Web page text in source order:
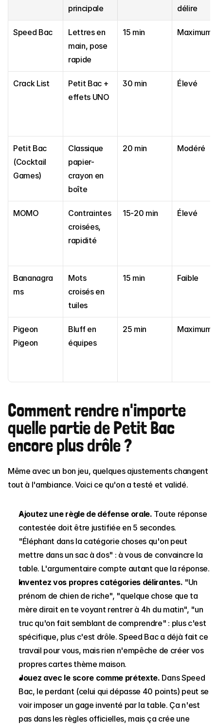
principale
délire
Speed Bac
Lettres en
main, pose
rapide
15 min Maximum
Crack List
Petit Bac +
effets UNO
30 min Élevé
Petit Bac
(Cocktail
Games)
Classique
papier-
crayon en
boîte
20 min Modéré
MOMO
Contraintes
croisées,
rapidité
15-20 min Élevé
Bananagra
ms
Mots
croisés en
tuiles
15 min Faible
Pigeon
Pigeon
Bluff en
équipes
25 min Maximum
Comment rendre n'importe
quelle partie de Petit Bac
encore plus drôle ?
Même avec un bon jeu, quelques ajustements changent
tout à l'ambiance. Voici ce qu'on a testé et validé.
Ajoutez une règle de défense orale. Toute réponse
contestée doit être justifiée en 5 secondes.
"Éléphant dans la catégorie choses qu'on peut
mettre dans un sac à dos" : à vous de convaincre la
table. L'argumentaire compte autant que la réponse.
Inventez vos propres catégories délirantes. "Un
prénom de chien de riche", "quelque chose que ta
mère dirait en te voyant rentrer à 4h du matin", "un
truc qu'on fait semblant de comprendre" : plus c'est
spécifique, plus c'est drôle. Speed Bac a déjà fait ce
travail pour vous, mais rien n'empêche de créer vos
propres cartes thème maison.
Jouez avec le score comme prétexte. Dans Speed
Bac, le perdant (celui qui dépasse 40 points) peut se
voir imposer un gage inventé par la table. Ça n'est
pas dans les règles officielles, mais ça crée une